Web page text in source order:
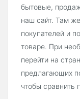
бытовые,
наш сайт. Там
покупателей и
товаре. При
перейти на
предлагающих
чтобы сравнить